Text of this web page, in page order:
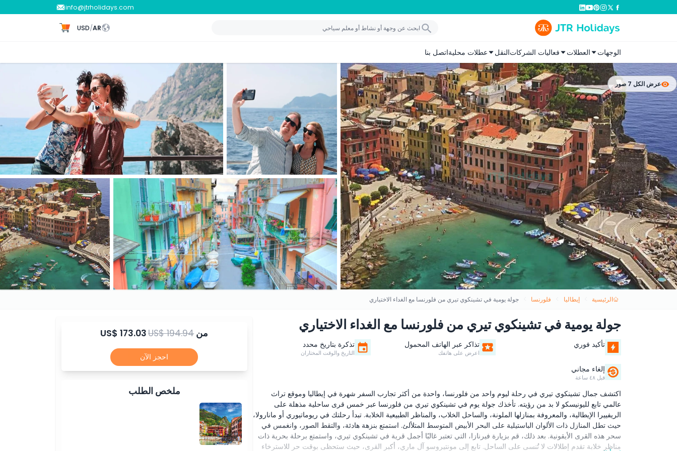
info@jtrholidays.com
AR
/
USD
الوجهات العطلات فعاليات الشركاتالنقل عطلات محليةاتصل بنا
عرض الكل 7 صور
الرئيسية إيطاليا فلورنسا جولة يومية في تشينكوي تيري من فلورنسا مع الغداء الاختياري
جولة يومية في تشينكوي تيري من فلورنسا مع الغداء الاختياري
تأكيد فوري تذاكر عبر الهاتف المحمول
اعرض على هاتفك
تذكرة بتاريخ محدد
التاريخ والوقت المختاران
إلغاء مجاني
قبل ٤٨ ساعة
اكتشف جمال تشينكوي تيري في رحلة ليوم واحد من فلورنسا، واحدة من أكثر تجارب السفر شهرة في إيطاليا وموقع تراث
عالمي تابع لليونيسكو لا بد من رؤيته. تأخذك جولة يوم في تشينكوي تيري من فلورنسا عبر خمس قرى ساحلية مذهلة على
الريفييرا الإيطالية، والمعروفة بمنازلها الملونة، والساحل الخلاب، والمناظر الطبيعية الخلابة. تبدأ رحلتك في ريوماتيوري أو مانارولا،
حيث تطل المنازل ذات الألوان الباستيلية على البحر الأبيض المتوسط المتلألئ. استمتع بنزهة هادئة، والتقط الصور، وانغمس في
سحر هذه القرى الأيقونية. بعد ذلك، قم بزيارة فيرنازا، التي تعتبر غالبًا أجمل قرية في تشينكوي تيري، واستمتع برحلة بحرية ذات
مناظر خلابة تقدم إطلالات لا تُنسى على الساحل. تابع إلى مونتيروسو آل ماري، أكبر القرى، حيث ستحظى بوقت حر للاسترخاء
من US$ 173.03US$ 194.94
احجز الآن
ملخص الطلب